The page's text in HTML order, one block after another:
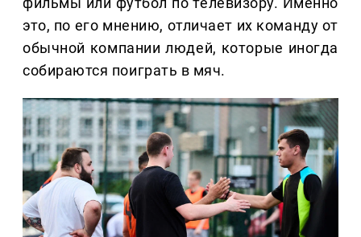
это, по его мнению, отличает их команду от
обычной компании людей, которые иногда
собираются поиграть в мяч.